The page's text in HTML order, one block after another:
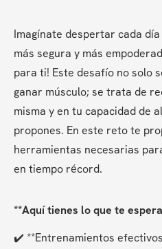
Imagínate despertar cada
más segura y más
para ti! Este desafío no solo
ganar músculo; se trata de
misma y en tu capacidad de
propones. En este reto te
herramientas necesarias
en tiempo récord.
**Aquí tienes lo que te
✔️ **Entrenamientos